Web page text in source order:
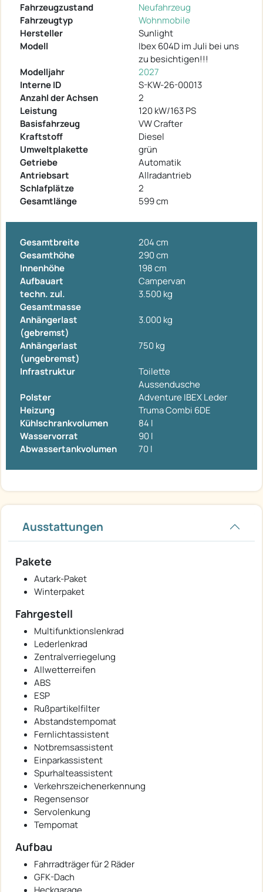
Fahrzeugzustand
Neufahrzeug
Fahrzeugtyp
Wohnmobile
Hersteller
Sunlight
Modell
Ibex 604D im Juli bei uns
zu besichtigen!!!
Modelljahr
2027
Interne ID
S-KW-26-00013
Anzahl der Achsen
2
Leistung
120 kW/163 PS
Basisfahrzeug
VW Crafter
Kraftstoff
Diesel
Umweltplakette
grün
Getriebe
Automatik
Antriebsart
Allradantrieb
Schlafplätze
2
Gesamtlänge
599 cm
Gesamtbreite
204 cm
Gesamthöhe
290 cm
Innenhöhe
198 cm
Aufbauart
Campervan
techn. zul.
Gesamtmasse
3.500 kg
Anhängerlast
(gebremst)
3.000 kg
Anhängerlast
(ungebremst)
750 kg
Infrastruktur
Toilette
Aussendusche
Polster
Adventure IBEX Leder
Heizung
Truma Combi 6DE
Kühlschrankvolumen
84 l
Wasservorrat
90 l
Abwassertankvolumen
70 l
Ausstattungen
Pakete
Autark-Paket
Winterpaket
Fahrgestell
Multifunktionslenkrad
Lederlenkrad
Zentralverriegelung
Allwetterreifen
ABS
ESP
Rußpartikelfilter
Abstandstempomat
Fernlichtassistent
Notbremsassistent
Einparkassistent
Spurhalteassistent
Verkehrszeichenerkennung
Regensensor
Servolenkung
Tempomat
Aufbau
Fahrradträger für 2 Räder
GFK-Dach